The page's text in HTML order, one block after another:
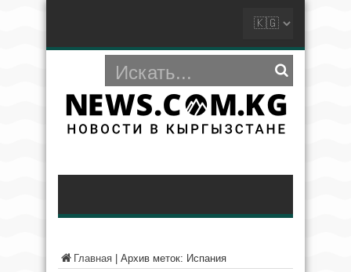
Главная Архив меток: Испания